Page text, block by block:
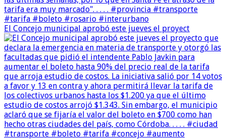
El Concejo municipal aprobó este jueves el proyect